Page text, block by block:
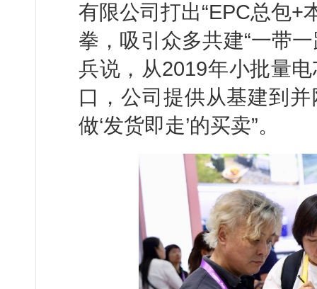
有限公司打出“EPC总包+
拳，吸引众多共建“一带
兵说，从2019年小批量
口，公司提供从基建到并
做‘发货即走’的买卖”。